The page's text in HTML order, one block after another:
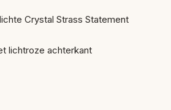
Crystal Strass Statement
lichtroze achterkant